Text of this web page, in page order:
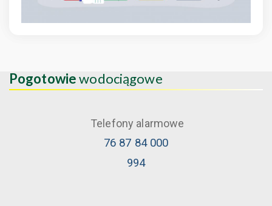
Pogotowiewodociągowe
Telefony alarmowe
76 87 84 000
994